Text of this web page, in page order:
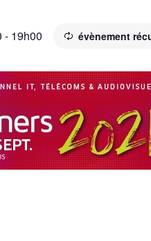
- 19h00 évènement